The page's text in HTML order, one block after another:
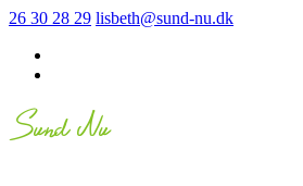
26 30 28 29 lisbeth@sund-nu.dk